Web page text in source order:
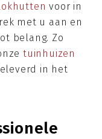
voor in
met u aan en
belang. Zo
tuinhuizen
in het